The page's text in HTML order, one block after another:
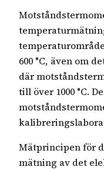
600 °C, även om
där
till över 1000 °C.
Mätprincipen för
mätning av det